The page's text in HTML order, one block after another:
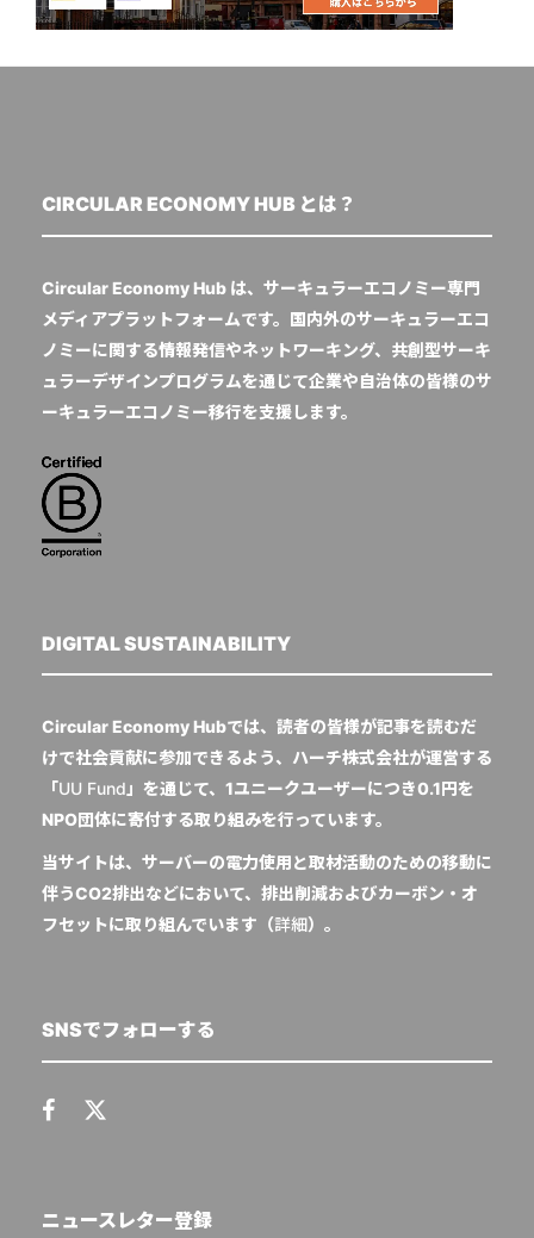
CIRCULAR ECONOMY HUB とは？
Circular Economy Hub は、サーキュラーエコノミー専門
メディアプラットフォームです。国内外のサーキュラーエコ
ノミーに関する情報発信やネットワーキング、共創型サーキ
ュラーデザインプログラムを通じて企業や自治体の皆様のサ
ーキュラーエコノミー移行を支援します。
DIGITAL SUSTAINABILITY
Circular Economy Hubでは、読者の皆様が記事を読むだ
けで社会貢献に参加できるよう、ハーチ株式会社が運営する
「UU Fund 」を通じて、1ユニークユーザーにつき0.1円を
NPO団体に寄付する取り組みを行っています。
当サイトは、サーバーの電力使用と取材活動のための移動に
伴うCO2排出などにおいて、排出削減およびカーボン・オ
フセットに取り組んでいます（詳細）。
SNSでフォローする
ニュースレター登録